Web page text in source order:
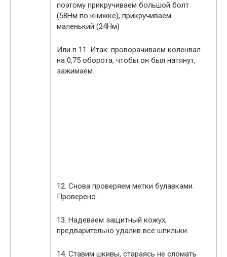
поэтому прикручиваем большой болт
(58Нм по книжке), прикручиваем
маленький (24Нм)
Или п 11. Итак: проворачиваем коленвал
на 0,75 оборота, чтобы он был натянут,
зажимаем.
12. Снова проверяем метки булавками.
Проверено.
13. Надеваем защитный кожух,
предварительно удалив все шпильки.
14. Ставим шкивы, стараясь не сломать